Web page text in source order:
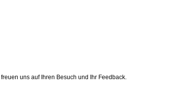
uns auf Ihren Besuch und Ihr Feedback.